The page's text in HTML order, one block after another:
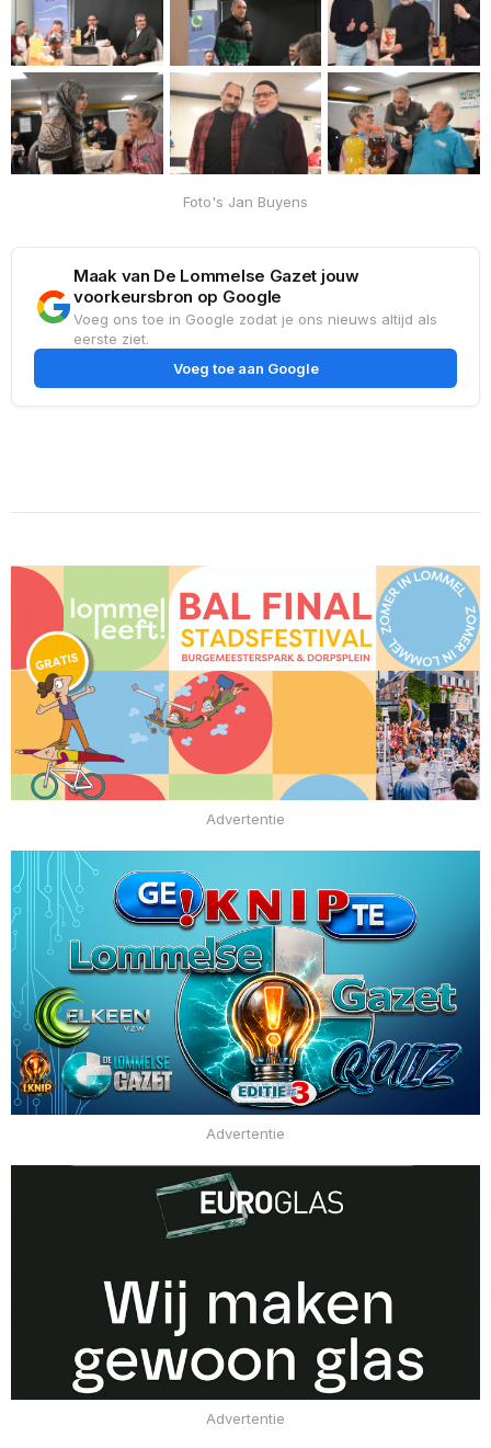
Foto's Jan Buyens
Maak van De Lommelse Gazet jouw
voorkeursbron op Google
Voeg ons toe in Google zodat je ons nieuws altijd als
eerste ziet.
Voeg toe aan Google
Advertentie
Advertentie
Advertentie